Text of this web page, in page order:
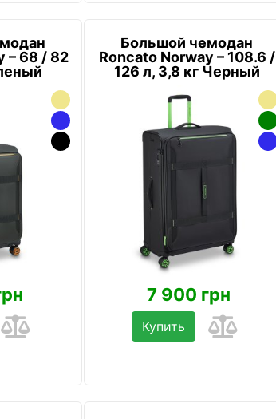
– 68 / 82
Большой чемодан
Roncato Norway – 108.6 /
126 л, 3,8 кг Черный
7 900 грн
Купить